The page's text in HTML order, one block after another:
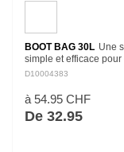
BOOT BAG 30L Une
simple et efficace
tes boots propres et
protéger l'intérieur de
au…
D10004383
à 54.95 CHF
De 32.95